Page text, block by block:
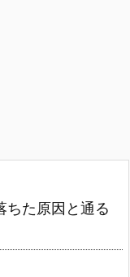
ちた原因と通る